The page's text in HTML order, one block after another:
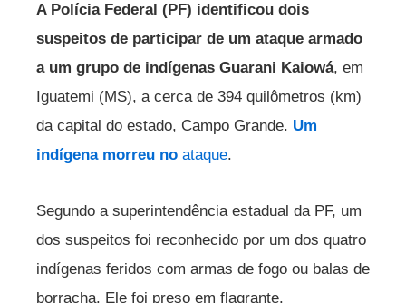
A Polícia Federal (PF) identificou dois
suspeitos de participar de um ataque armado
a um grupo de indígenas Guarani Kaiowá, em
Iguatemi (MS), a cerca de 394 quilômetros (km)
da capital do estado, Campo Grande. Um
indígena morreu no ataque.
Segundo a superintendência estadual da PF, um
dos suspeitos foi reconhecido por um dos quatro
indígenas feridos com armas de fogo ou balas de
borracha. Ele foi preso em flagrante.